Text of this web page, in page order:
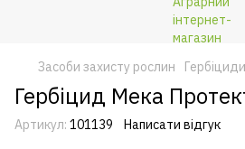
Засоби захисту рослин Гербіциди
Гербіцид Мека
Артикул: 101139 Написати відгук